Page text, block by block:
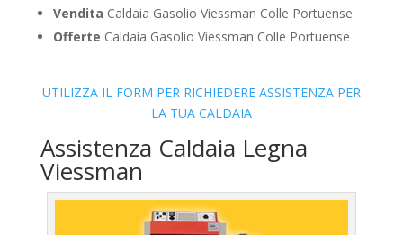
Vendita Caldaia Gasolio Viessman Colle Portuense
Offerte Caldaia Gasolio Viessman Colle Portuense
UTILIZZA IL FORM PER RICHIEDERE ASSISTENZA PER
LA TUA CALDAIA
Assistenza Caldaia Legna
Viessman